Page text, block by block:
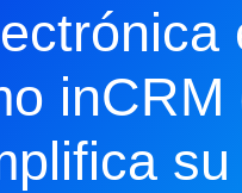
inCRM
su